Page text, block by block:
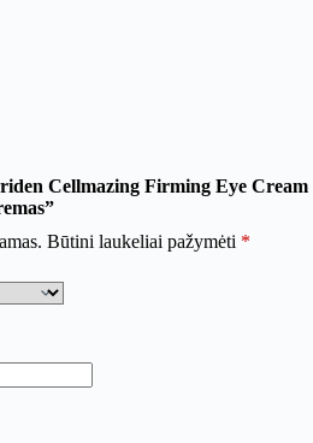
Cellmazing Firming Eye Cream
Būtini laukeliai pažymėti *